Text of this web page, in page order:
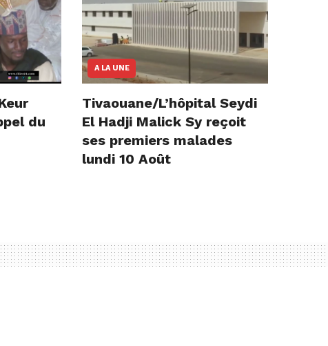
du
A LA UNE
Tivaouane/L’hôpital Seydi
El Hadji Malick Sy reçoit
ses premiers malades
lundi 10 Août